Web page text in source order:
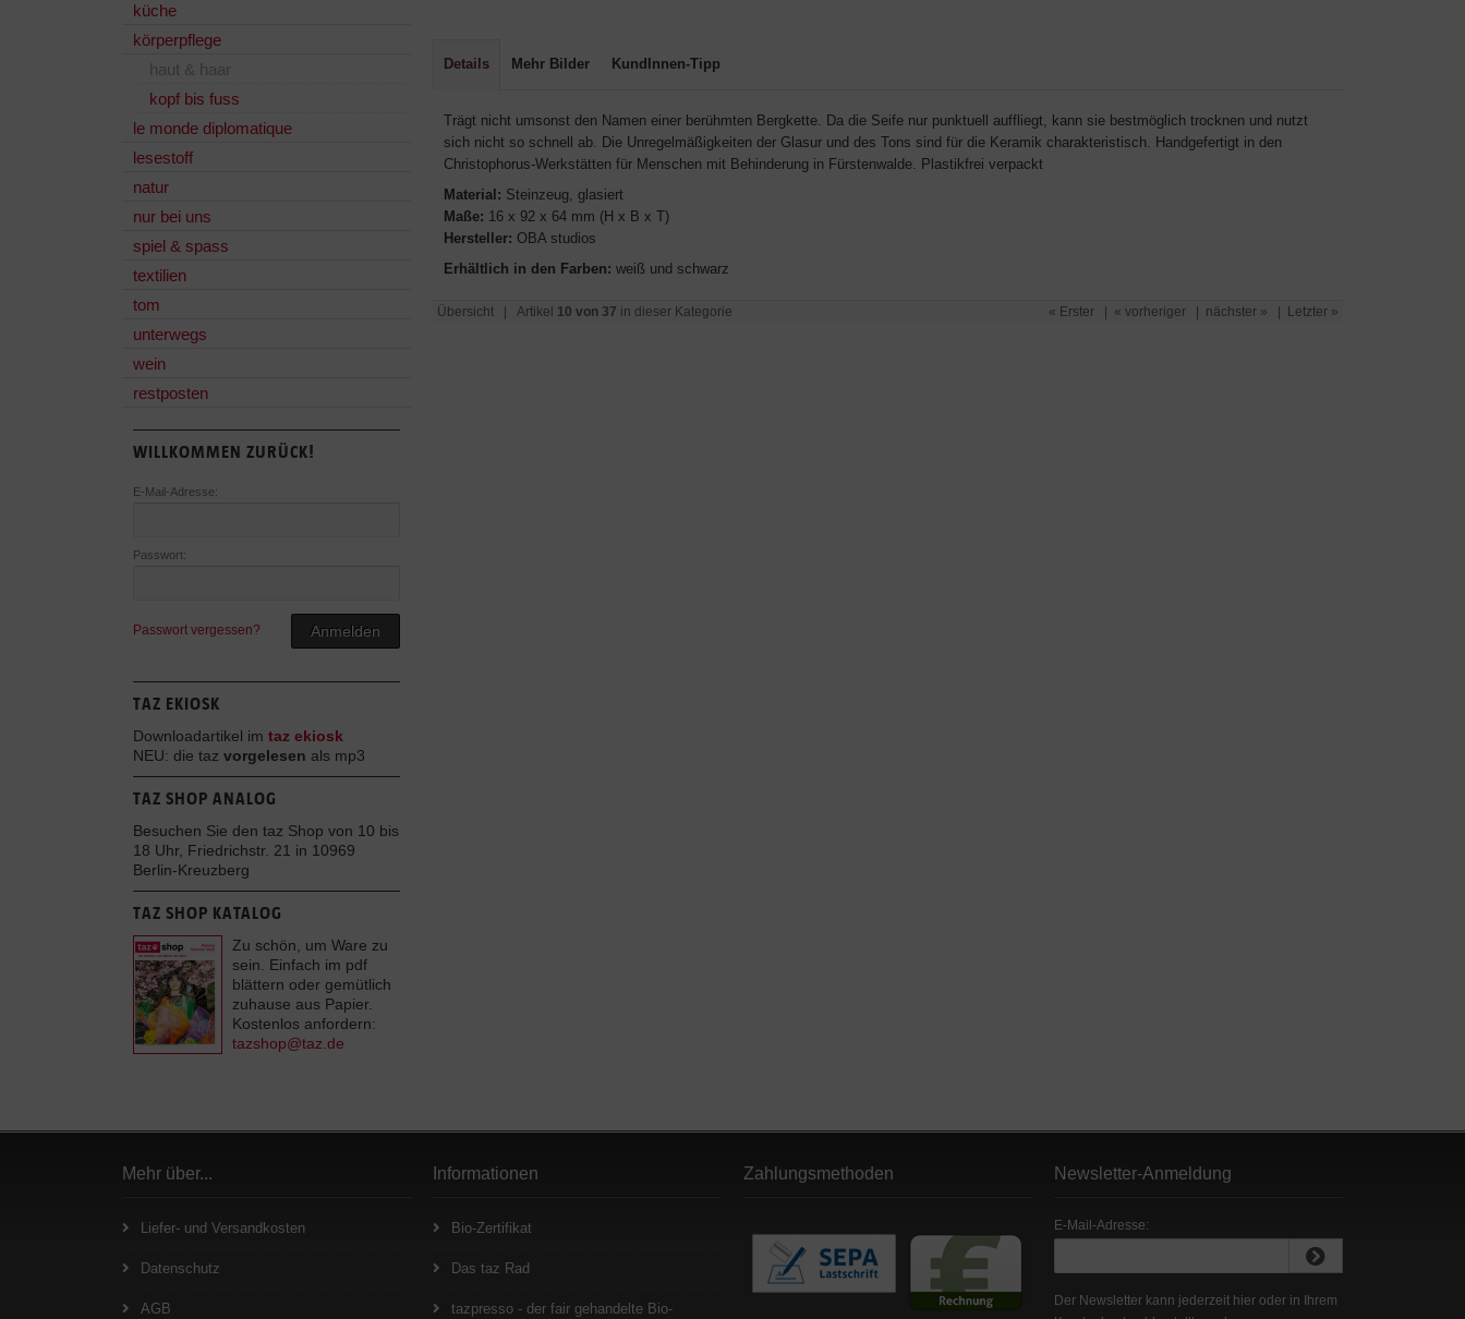
Details Mehr Bilder KundInnen-Tipp
Trägt nicht umsonst den Namen einer berühmten Bergkette. Da die Seife nur punktuell auffliegt, kann sie bestmöglich trocknen und nutzt
sich nicht so schnell ab. Die Unregelmäßigkeiten der Glasur und des Tons sind für die Keramik charakteristisch. Handgefertigt in den
Christophorus-Werkstätten für Menschen mit Behinderung in Fürstenwalde. Plastikfrei verpackt
Material: Steinzeug, glasiert
Maße: 16 x 92 x 64 mm (H x B x T)
Hersteller: OBA studios
Erhältlich in den Farben: weiß und schwarz
Übersicht | Artikel 10 von 37 in dieser Kategorie « Erster « vorheriger nächster » Letzter »
küche
körperpflege
haut & haar
kopf bis fuss
le monde diplomatique
lesestoff
natur
nur bei uns
spiel & spass
textilien
tom
unterwegs
wein
restposten
WILLKOMMEN ZURÜCK!
E-Mail-Adresse:
Passwort:
Passwort vergessen? Anmelden
TAZ EKIOSK
Downloadartikel im taz ekiosk
NEU: die taz vorgelesen als mp3
TAZ SHOP ANALOG
Besuchen Sie den taz Shop von 10 bis
18 Uhr, Friedrichstr. 21 in 10969
Berlin-Kreuzberg
TAZ SHOP KATALOG
Zu schön, um Ware zu
sein. Einfach im pdf
blättern oder gemütlich
zuhause aus Papier.
Kostenlos anfordern:
tazshop@taz.de
Mehr über...
Liefer- und Versandkosten
Datenschutz
AGB
Informationen
Bio-Zertifikat
Das taz Rad
tazpresso - der fair gehandelte Bio-
Zahlungsmethoden Newsletter-Anmeldung
E-Mail-Adresse:
Der Newsletter kann jederzeit hier oder in Ihrem